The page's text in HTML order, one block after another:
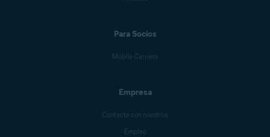
Para Socios
Mobile Carriers
Empresa
Contacte con nosotros
Empleo